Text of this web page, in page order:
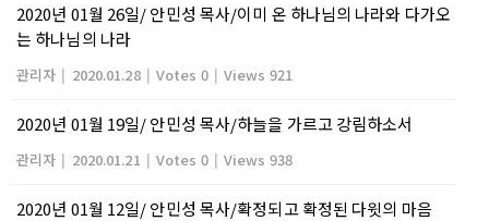
2020년 01월 26일/ 안민성 목사/이미 온 하나님의 나라와 다가오
는 하나님의 나라
관리자 | 2020.01.28 | Votes 0 | Views 921
2020년 01월 19일/ 안민성 목사/하늘을 가르고 강림하소서
관리자 | 2020.01.21 | Votes 0 | Views 938
2020년 01월 12일/ 안민성 목사/확정되고 확정된 다윗의 마음